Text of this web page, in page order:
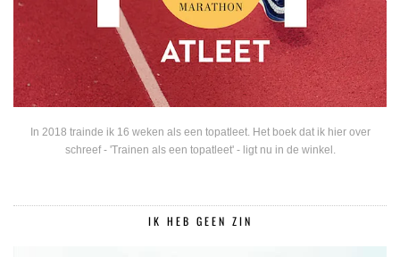
In 2018 trainde ik 16 weken als een topatleet. Het boek dat ik hier over
schreef - 'Trainen als een topatleet' - ligt nu in de winkel.
IK HEB GEEN ZIN